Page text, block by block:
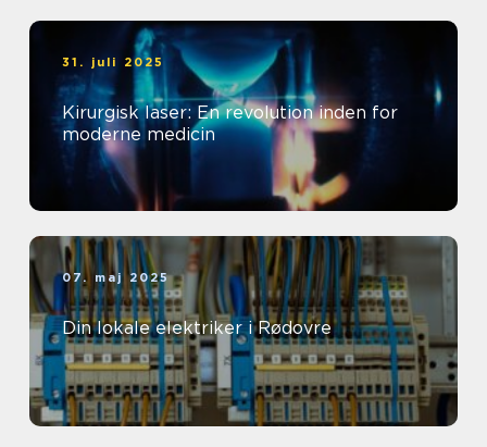
31. juli 2025
Kirurgisk laser: En revolution inden for
moderne medicin
07. maj 2025
Din lokale elektriker i Rødovre